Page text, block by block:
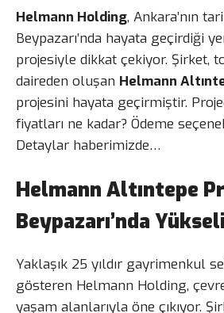
Helmann Holding, Ankara’nın
Beypazarı’nda hayata geçirdiği
projesiyle dikkat çekiyor. Şirket,
daireden oluşan Helmann
projesini hayata geçirmiştir.
fiyatları ne kadar? Ödeme
Detaylar haberimizde…
Helmann Altıntepe
Beypazarı’nda
Yaklaşık 25 yıldır gayrimenkul
gösteren Helmann Holding,
yaşam alanlarıyla öne çıkıyor.